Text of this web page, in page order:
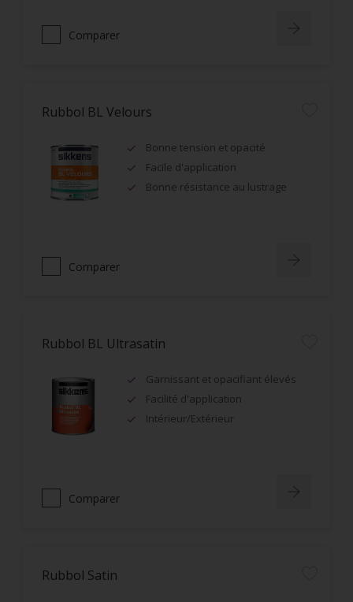
Comparer
Rubbol BL Velours
Bonne tension et opacité
Facile d'application
Bonne résistance au lustrage
Comparer
Rubbol BL Ultrasatin
Garnissant et opacifiant élevés
Facilité d'application
Intérieur/Extérieur
Comparer
Rubbol Satin